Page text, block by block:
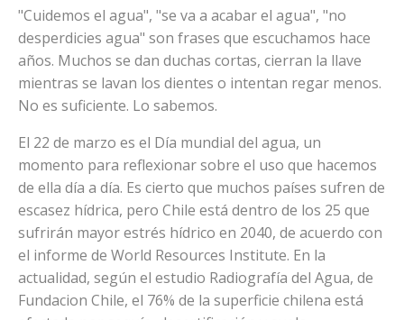
"Cuidemos el agua", "se va a acabar el agua", "no
desperdicies agua" son frases que escuchamos hace
años. Muchos se dan duchas cortas, cierran la llave
mientras se lavan los dientes o intentan regar menos.
No es suficiente. Lo sabemos.
El 22 de marzo es el Día mundial del agua, un
momento para reflexionar sobre el uso que hacemos
de ella día a día. Es cierto que muchos países sufren de
escasez hídrica, pero Chile está dentro de los 25 que
sufrirán mayor estrés hídrico en 2040, de acuerdo con
el informe de World Resources Institute. En la
actualidad, según el estudio Radiografía del Agua, de
Fundacion Chile, el 76% de la superficie chilena está